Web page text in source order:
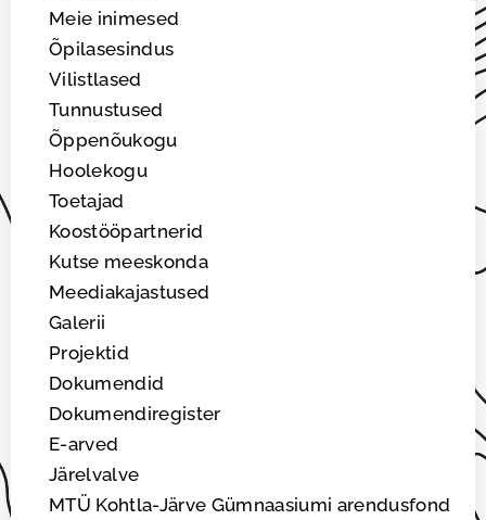
Meie inimesed
Õpilasesindus
Vilistlased
Tunnustused
Õppenõukogu
Hoolekogu
Toetajad
Koostööpartnerid
Kutse meeskonda
Meediakajastused
Galerii
Projektid
Dokumendid
Dokumendiregister
E-arved
Järelvalve
MTÜ Kohtla-Järve Gümnaasiumi arendusfond